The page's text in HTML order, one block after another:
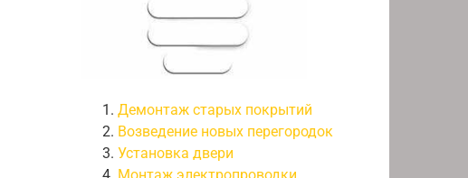
Демонтаж старых покрытий
Возведение новых перегородок
Установка двери
Монтаж электропроводки